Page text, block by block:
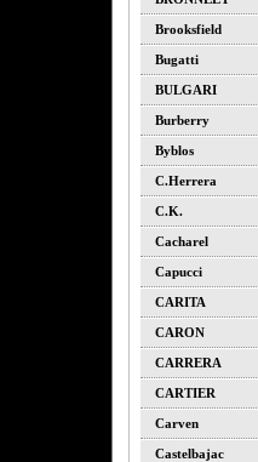
Brooksfield
Bugatti
BULGARI
Burberry
Byblos
C.herrera
C.k.
Cacharel
Capucci
CARITA
CARON
CARRERA
CARTIER
Carven
Castelbajac